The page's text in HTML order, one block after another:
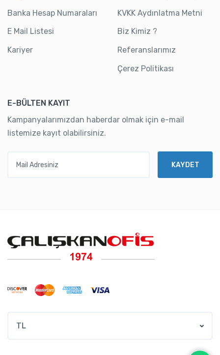
Banka Hesap Numaraları
E Mail Listesi
Kariyer
KVKK Aydınlatma Metni
Biz Kimiz ?
Referanslarımız
Çerez Politikası
E-BÜLTEN KAYIT
Kampanyalarımızdan haberdar olmak için e-mail
listemize kayıt olabilirsiniz.
KAYDET
TL